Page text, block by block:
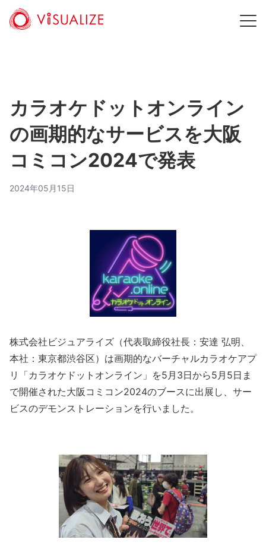
カラオケドットオンライン
の画期的なサービスを大阪
コミコン2024で発表
2024年05月15日
株式会社ビジュアライズ（代表取締役社長：安達 弘明、
本社：東京都渋谷区）は画期的なバーチャルカラオケアプ
リ「カラオケドットオンライン」を5月3日から5月5日ま
で開催された大阪コミコン2024のブースに出展し、サー
ビスのデモンストレーションを行いました。